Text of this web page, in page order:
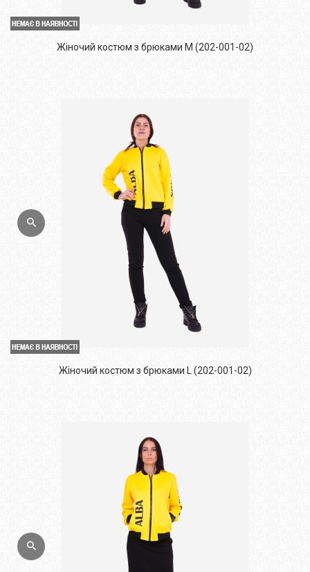
Жіночий костюм з брюками M (202-001-02)
Жіночий костюм з брюками L (202-001-02)